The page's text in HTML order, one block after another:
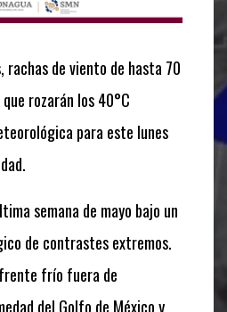
de viento de hasta 70
rozarán los 40°C
para este lunes
semana de mayo bajo un
de contrastes extremos.
frío fuera de
del Golfo de México y